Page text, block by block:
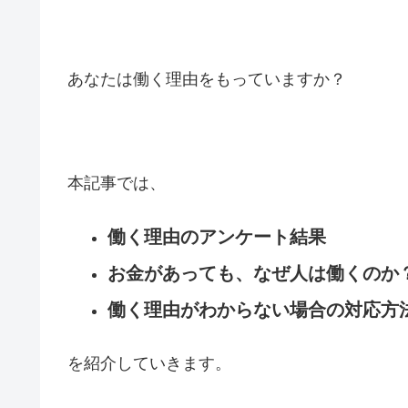
あなたは働く理由をもっていますか？
本記事では、
働く理由のアンケート結果
お金があっても、なぜ人は働くのか
働く理由がわからない場合の対応方
を紹介していきます。